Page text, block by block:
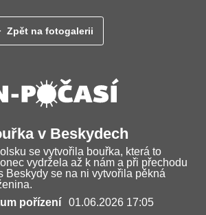
Zpět na fotogalerii
v Beskydech
se vytvořila bouřka, která to
vydržela až k nám a při přechodu
Beskydy se na ni vytvořila pěkná
pořízení
01.06.2026 17:05